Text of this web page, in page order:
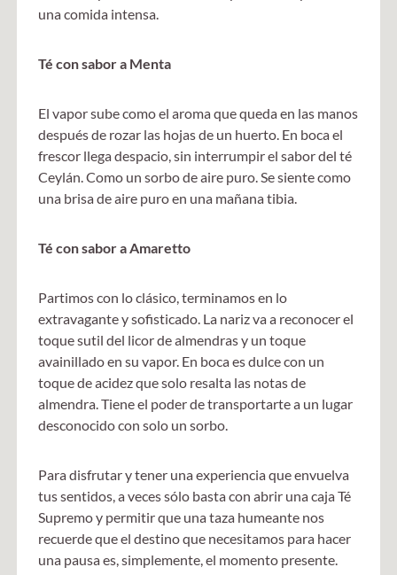
una comida intensa.
Té con sabor a Menta
El vapor sube como el aroma que queda en las manos
después de rozar las hojas de un huerto. En boca el
frescor llega despacio, sin interrumpir el sabor del té
Ceylán. Como un sorbo de aire puro. Se siente como
una brisa de aire puro en una mañana tibia.
Té con sabor a Amaretto
Partimos con lo clásico, terminamos en lo
extravagante y sofisticado. La nariz va a reconocer el
toque sutil del licor de almendras y un toque
avainillado en su vapor. En boca es dulce con un
toque de acidez que solo resalta las notas de
almendra. Tiene el poder de transportarte a un lugar
desconocido con solo un sorbo.
Para disfrutar y tener una experiencia que envuelva
tus sentidos, a veces sólo basta con abrir una caja Té
Supremo y permitir que una taza humeante nos
recuerde que el destino que necesitamos para hacer
una pausa es, simplemente, el momento presente.